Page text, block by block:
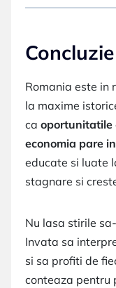
Concluzie
Romania este in
la maxime
ca oportunitatile
economia pare
educate si luate
stagnare si
Nu lasa stirile
Invata sa
si sa profiti de
conteaza pentru